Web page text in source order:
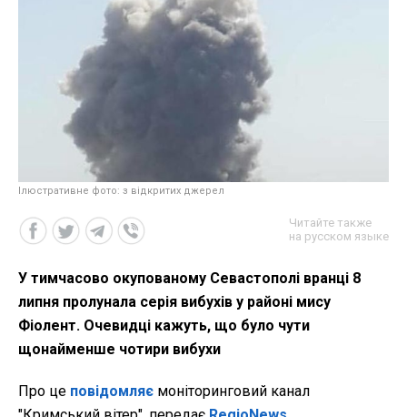
Ілюстративне фото: з відкритих джерел
Читайте также
на русском языке
У тимчасово окупованому Севастополі вранці 8
липня пролунала серія вибухів у районі мису
Фіолент. Очевидці кажуть, що було чути
щонайменше чотири вибухи
Про це повідомляє моніторинговий канал